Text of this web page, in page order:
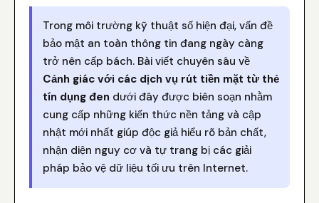
Trong môi trường kỹ thuật số hiện đại, vấn đề
bảo mật an toàn thông tin đang ngày càng
trở nên cấp bách. Bài viết chuyên sâu về
Cảnh giác với các dịch vụ rút tiền mặt từ thẻ
tín dụng đen dưới đây được biên soạn nhằm
cung cấp những kiến thức nền tảng và cập
nhật mới nhất giúp độc giả hiểu rõ bản chất,
nhận diện nguy cơ và tự trang bị các giải
pháp bảo vệ dữ liệu tối ưu trên Internet.